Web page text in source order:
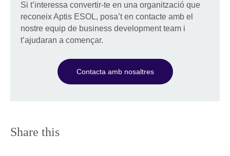
Si t’interessa convertir-te en una organització que
reconeix Aptis ESOL, posa’t en contacte amb el
nostre equip de business development team i
t’ajudaran a començar.
Contacta amb nosaltres
Share this